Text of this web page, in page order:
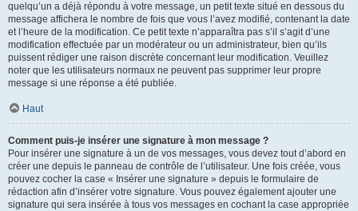
quelqu’un a déjà répondu à votre message, un petit texte situé en dessous du
message affichera le nombre de fois que vous l’avez modifié, contenant la date
et l’heure de la modification. Ce petit texte n’apparaîtra pas s’il s’agit d’une
modification effectuée par un modérateur ou un administrateur, bien qu’ils
puissent rédiger une raison discrète concernant leur modification. Veuillez
noter que les utilisateurs normaux ne peuvent pas supprimer leur propre
message si une réponse a été publiée.
Haut
Comment puis-je insérer une signature à mon message ?
Pour insérer une signature à un de vos messages, vous devez tout d’abord en
créer une depuis le panneau de contrôle de l’utilisateur. Une fois créée, vous
pouvez cocher la case « Insérer une signature » depuis le formulaire de
rédaction afin d’insérer votre signature. Vous pouvez également ajouter une
signature qui sera insérée à tous vos messages en cochant la case appropriée